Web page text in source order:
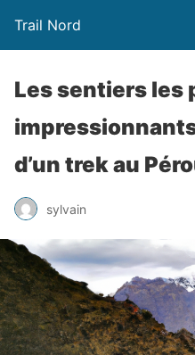
Trail Nord
Les sentiers les
d’un trek au
sylvain